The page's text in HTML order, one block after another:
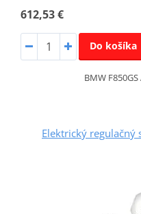
612,53 €
Do košíka
BMW F850GS
Elektrický regulačný